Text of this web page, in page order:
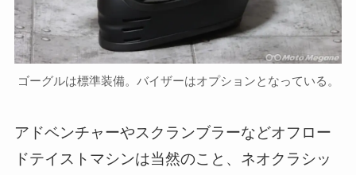
ゴーグルは標準装備。バイザーはオプションとなっている。
アドベンチャーやスクランブラーなどオフロー
ドテイストマシンは当然のこと、ネオクラシッ